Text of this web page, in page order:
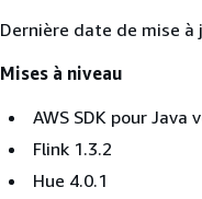
Dernière date de mise
Mises à niveau
AWS SDK pour Java
Flink 1.3.2
Hue 4.0.1